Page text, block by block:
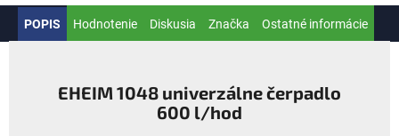
POPIS Hodnotenie Diskusia Značka Ostatné informácie
EHEIM 1048 univerzálne čerpadlo
600 l/hod